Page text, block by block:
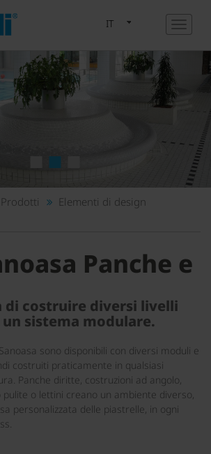
IT
Prodotti
Elementi di design
Panche e
di costruire diversi livelli
sistema modulare.
sono disponibili con diversi moduli e
costruiti praticamente in qualsiasi
Panche diritte, costruzioni ad angolo,
pulite o lettini creano un ambiente diverso,
personalizzata delle piastrelle, in ogni